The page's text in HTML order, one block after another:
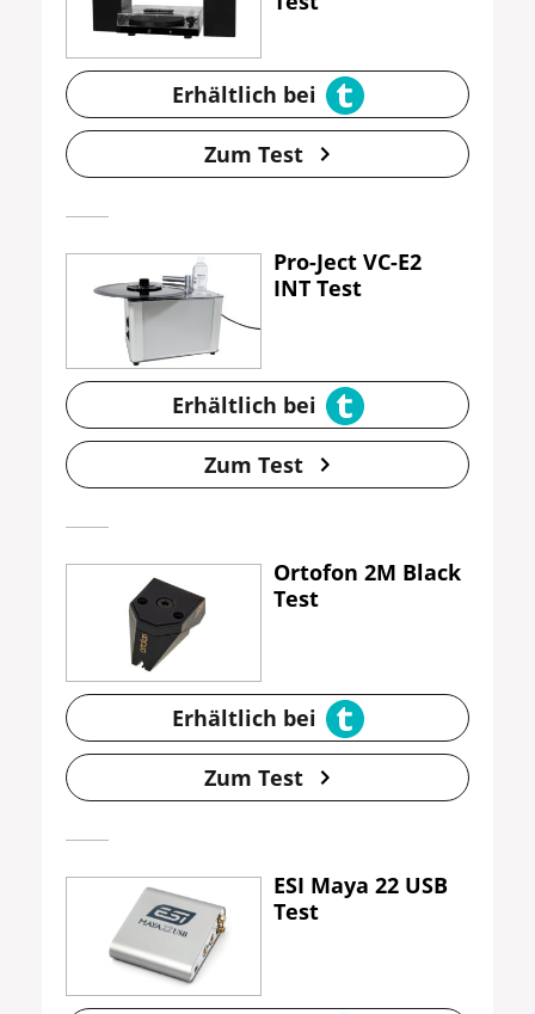
Erhältlich bei
Zum Test
Pro-Ject VC-E2
INT Test
Erhältlich bei
Zum Test
Ortofon 2M Black
Test
Erhältlich bei
Zum Test
ESI Maya 22 USB
Test